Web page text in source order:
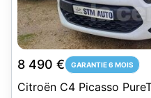
8 490 € GARANTIE 6 MOIS
Citroën C4 Picasso